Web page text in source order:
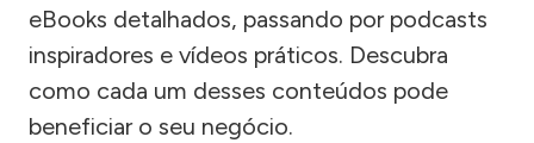
eBooks detalhados, passando por podcasts
inspiradores e vídeos práticos. Descubra
como cada um desses conteúdos pode
beneficiar o seu negócio.